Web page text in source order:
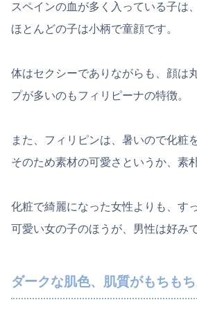
スペインの血が多く入っている子は
ほとんどの子は小柄で童顔です。
体はセクシーでありながらも、顔は
プが多いのもフィリピーナの特徴。
また、フィリピンは、暑いので化粧
そのため素材の可愛さというか、素
化粧で綺麗になった女性よりも、す
可愛い女の子のほうが、男性は好み
ダークな肌色、肌質がもちもち